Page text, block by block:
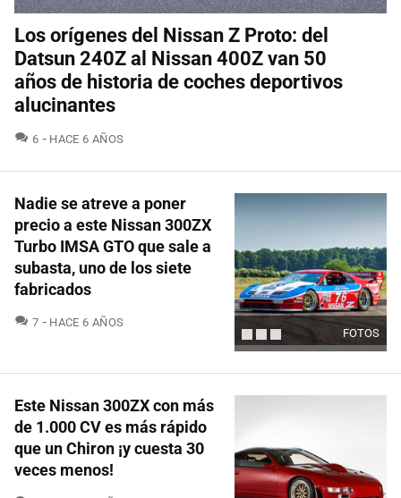
Los orígenes del Nissan Z Proto: del
Datsun 240Z al Nissan 400Z van 50
años de historia de coches deportivos
alucinantes
6 COMENTARIOS
HACE 6 AÑOS
FOTOS
Nadie se atreve a poner
precio a este Nissan 300ZX
Turbo IMSA GTO que sale a
subasta, uno de los siete
fabricados
7 COMENTARIOS
HACE 6 AÑOS
Este Nissan 300ZX con más
de 1.000 CV es más rápido
que un Chiron ¡y cuesta 30
veces menos!